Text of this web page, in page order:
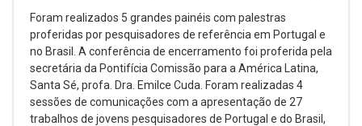
Foram realizados 5 grandes painéis com palestras
proferidas por pesquisadores de referência em Portugal e
no Brasil. A conferência de encerramento foi proferida pela
secretária da Pontifícia Comissão para a América Latina,
Santa Sé, profa. Dra. Emilce Cuda. Foram realizadas 4
sessões de comunicações com a apresentação de 27
trabalhos de jovens pesquisadores de Portugal e do Brasil,